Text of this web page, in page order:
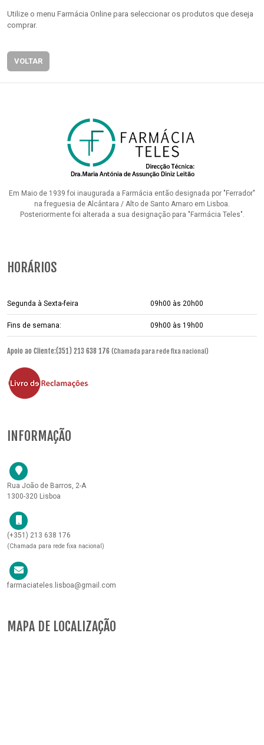
Utilize o menu Farmácia Online para seleccionar os produtos que deseja
comprar.
VOLTAR
Em Maio de 1939 foi inaugurada a Farmácia então designada por "Ferrador"
na freguesia de Alcântara / Alto de Santo Amaro em Lisboa.
Posteriormente foi alterada a sua designação para "Farmácia Teles".
HORÁRIOS
Segunda à Sexta-feira 09h00 às 20h00
Fins de semana: 09h00 às 19h00
Apoio ao Cliente:(351) 213 638 176 (Chamada para rede fixa nacional)
INFORMAÇÃO
Rua João de Barros, 2-A
1300-320 Lisboa
(+351) 213 638 176
(Chamada para rede fixa nacional)
farmaciateles.lisboa@gmail.com
MAPA DE LOCALIZAÇÃO